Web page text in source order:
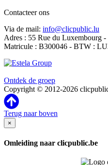
Contacteer ons
Via de mail: info@clicpublic.lu
Adres : 55 Rue du Luxembourg
Matricule : B300046 - BTW :
Ontdek de groep
Copyright © 2012-2026
Terug naar boven
×
Omleiding naar clicpublic.be